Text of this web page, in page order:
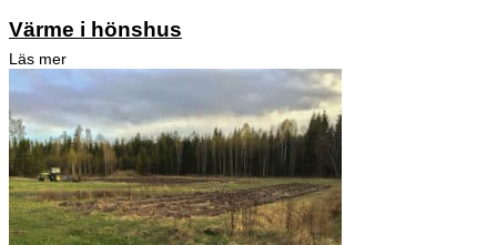
Värme i hönshus
Läs mer